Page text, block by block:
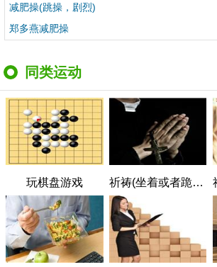
减肥操(跳操，剧烈)
郑多燕减肥操
同类运动
玩棋盘游戏 祈祷(坐着或者跪着)